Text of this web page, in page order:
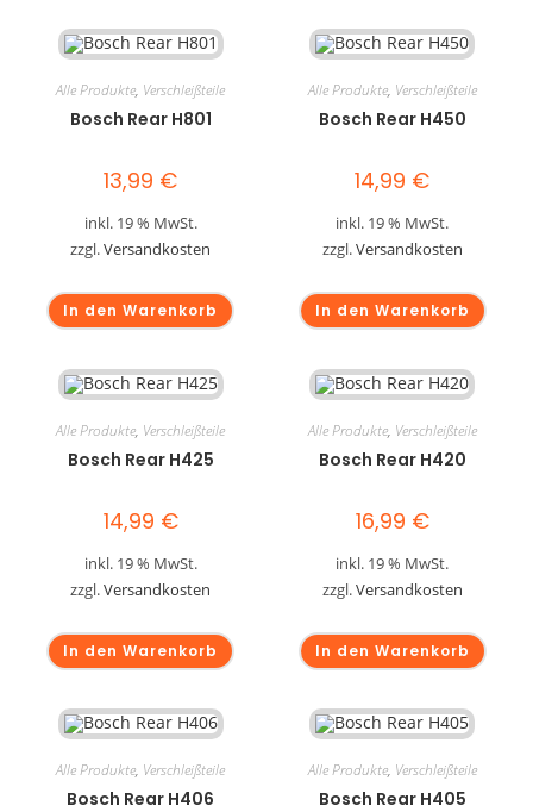
Alle Produkte, Verschleißteile
Bosch Rear H801
13,99 €
inkl. 19 % MwSt.
zzgl.Versandkosten
In den Warenkorb
Alle Produkte, Verschleißteile
Bosch Rear H450
14,99 €
inkl. 19 % MwSt.
zzgl.Versandkosten
In den Warenkorb
Alle Produkte, Verschleißteile
Bosch Rear H425
14,99 €
inkl. 19 % MwSt.
zzgl.Versandkosten
In den Warenkorb
Alle Produkte, Verschleißteile
Bosch Rear H420
16,99 €
inkl. 19 % MwSt.
zzgl.Versandkosten
In den Warenkorb
Alle Produkte, Verschleißteile
Bosch Rear H406
Alle Produkte, Verschleißteile
Bosch Rear H405